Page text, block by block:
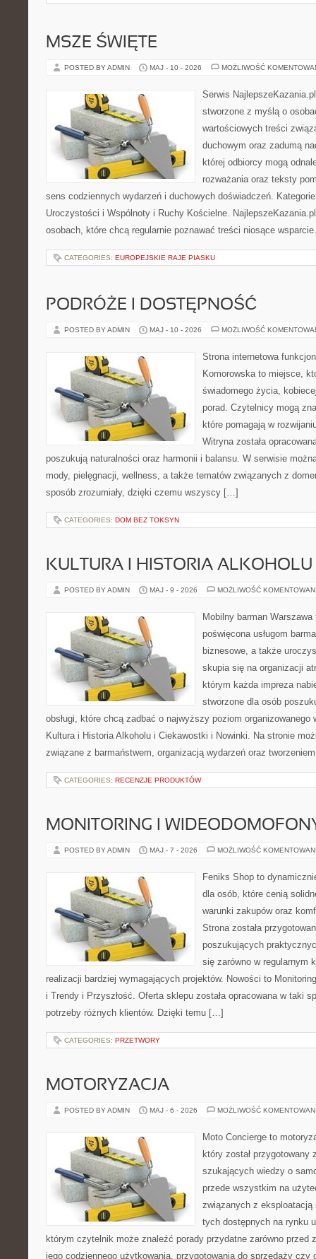
MSZE ŚWIĘTE
POSTED BY ADMIN MAJ - 10 - 2026 MOŻLIWOŚĆ
Serwis
stworzone z myślą o
wartościowych treści
duchowym oraz zadumą
której odbiorcy mogą
rozważania oraz teksty
sens codziennych wydarzeń i duchowych doświadczeń.
Uroczystości i Wspólnoty i Ruchy Kościelne.
osobach, które chcą regularnie poznawać treści niosące
CATEGORIES: EUROPEJSKIE RAJE PIASKU
PODRÓŻE I DOSTĘPNOŚĆ
POSTED BY ADMIN MAJ - 10 - 2026 MOŻLIWOŚĆ
Strona internetowa
Komorowska to miejsce,
świadomego życia,
porad. Czytelnicy mogą
które pomagają w
Witryna została
poszukują naturalności oraz harmonii i balansu. W serwisie
mody, pielęgnacji, wellness, a także tematów związanych z
sposób zrozumiały, dzięki czemu wszyscy […]
CATEGORIES: DOM BEZ TOKSYN
KULTURA I HISTORIA ALKOHOLU
POSTED BY ADMIN MAJ - 9 - 2026 MOŻLIWOŚĆ
Mobilny barman
poświęcona usługom
biznesowe, a także
skupia się na organizacji
którym każda impreza
stworzone dla osób
obsługi, które chcą zadbać o najwyższy poziom organizowanego
Kultura i Historia Alkoholu i Ciekawostki i Nowinki. Na stronie
związane z barmaństwem, organizacją wydarzeń oraz
CATEGORIES: RECENZJE PRODUKTÓW
MONITORING I
POSTED BY ADMIN MAJ - 7 - 2026 MOŻLIWOŚĆ
Feniks Shop to
dla osób, które cenią
warunki zakupów oraz
Strona została
poszukujących
się zarówno w regularnym
realizacji bardziej wymagających projektów. Nowości to
i Trendy i Przyszłość. Oferta sklepu została opracowana w taki
potrzeby różnych klientów. Dzięki temu […]
CATEGORIES: PRZETWORY
MOTORYZACJA
POSTED BY ADMIN MAJ - 6 - 2026 MOŻLIWOŚĆ
Moto Concierge to
który został przygotowany
szukających wiedzy o
przede wszystkim na
związanych z eksploatacją
tych dostępnych na rynku
którym czytelnik może znaleźć porady przydatne zarówno przed
jego codziennego użytkowania, przygotowania do sprzedaży czy